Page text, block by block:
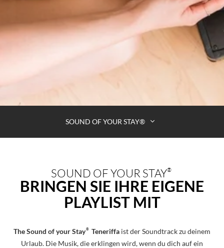
SOUND OF YOUR STAY®
SOUND OF YOUR STAY®
BRINGEN SIE IHRE EIGENE
PLAYLIST MIT
The Sound of your Stay® Teneriffa ist der Soundtrack zu deinem
Urlaub. Die Musik, die erklingen wird, wenn du dich auf ein